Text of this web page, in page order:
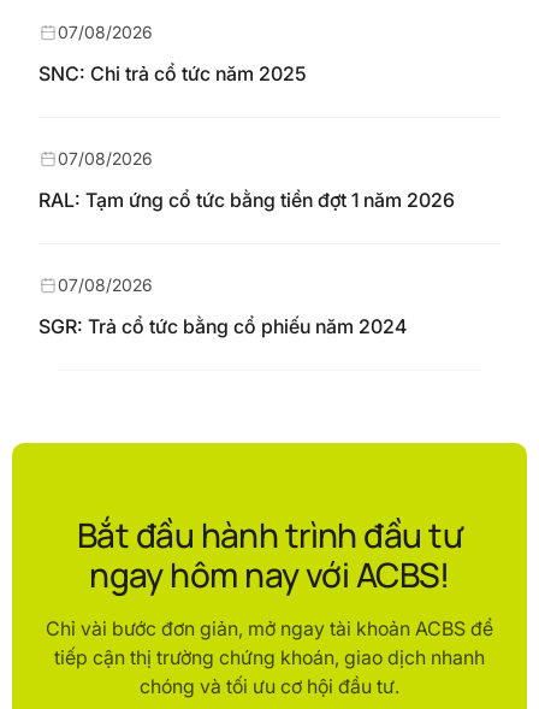
SNC: Chi trả cổ tức năm 2025
07/08/2026
RAL: Tạm ứng cổ tức bằng tiền đợt 1 năm 2026
07/08/2026
SGR: Trả cổ tức bằng cổ phiếu năm 2024
07/08/2026
Bắt đầu hành trình đầu tư
ngay hôm nay với ACBS!
Chỉ vài bước đơn giản, mở ngay tài khoản ACBS để
tiếp cận thị trường chứng khoán, giao dịch nhanh
chóng và tối ưu cơ hội đầu tư.